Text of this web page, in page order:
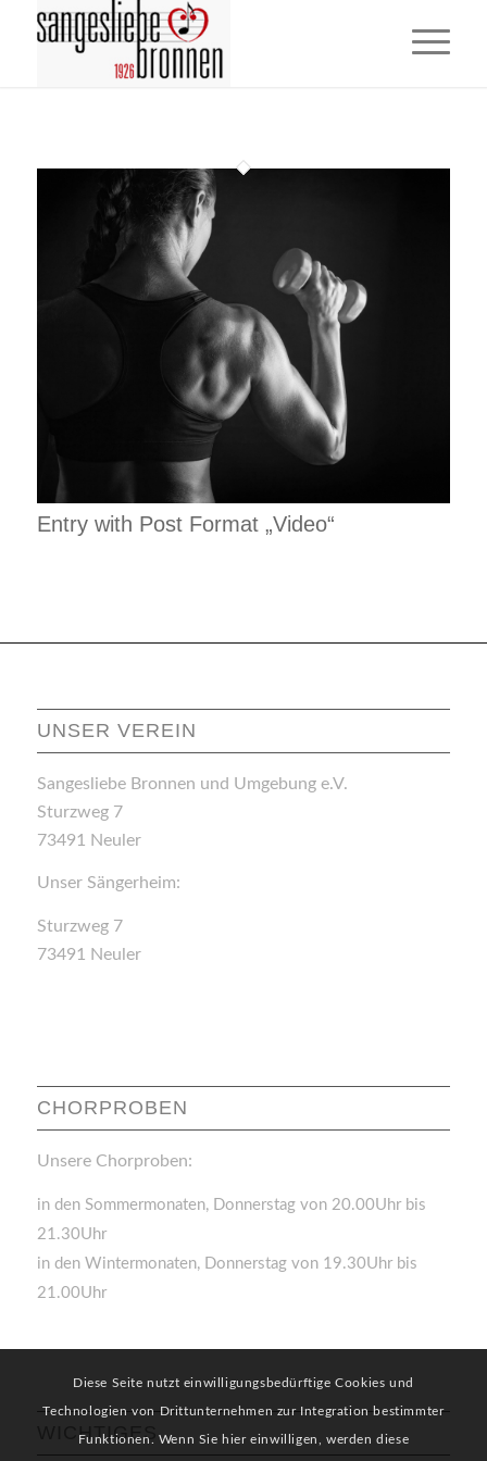
Entry with Post Format „Video“
UNSER VEREIN
Sangesliebe Bronnen und Umgebung e.V.
Sturzweg 7
73491 Neuler
Unser Sängerheim:
Sturzweg 7
73491 Neuler
CHORPROBEN
Unsere Chorproben:
in den Sommermonaten, Donnerstag von 20.00Uhr bis
21.30Uhr
in den Wintermonaten, Donnerstag von 19.30Uhr bis
21.00Uhr
WICHTIGES
Diese Seite nutzt einwilligungsbedürftige Cookies und
Technologien von Drittunternehmen zur Integration bestimmter
Funktionen. Wenn Sie hier einwilligen, werden diese